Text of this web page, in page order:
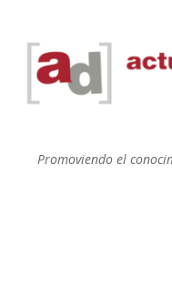
Promoviendo el